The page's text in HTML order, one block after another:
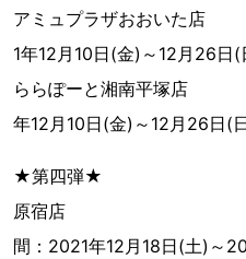
アミュプラザお
1年12月10日(金)～12月26日(
ららぽーと湘南
年12月10日(金)～12月26日(
★第四弾★
原宿
間：2021年12月18日(土)～